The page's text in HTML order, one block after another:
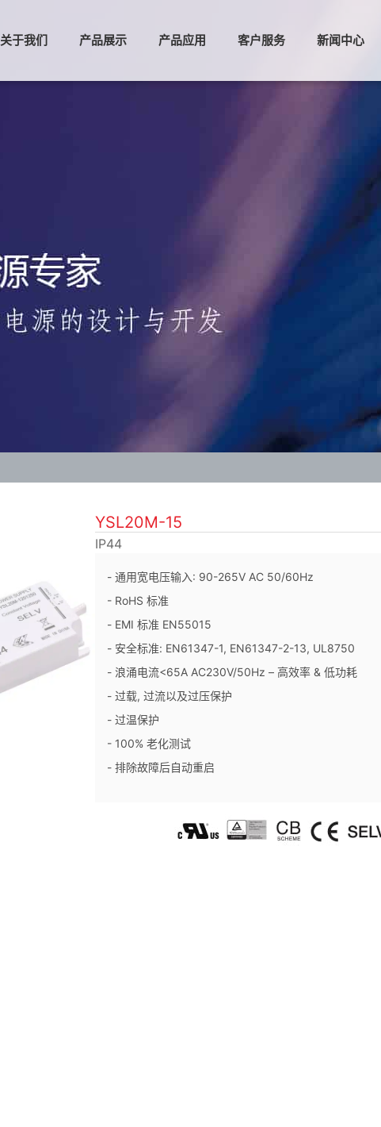
关于我们 产品展示 产品应用 客户服务 新闻中心
YSL20M-15
IP44
- 通用宽电压输入: 90-265V AC 50/60Hz
- RoHS 标准
- EMI 标准 EN55015
- 安全标准: EN61347-1, EN61347-2-13, UL8750
- 浪涌电流<65A AC230V/50Hz – 高效率 & 低功耗
- 过载, 过流以及过压保护
- 过温保护
- 100% 老化测试
- 排除故障后自动重启